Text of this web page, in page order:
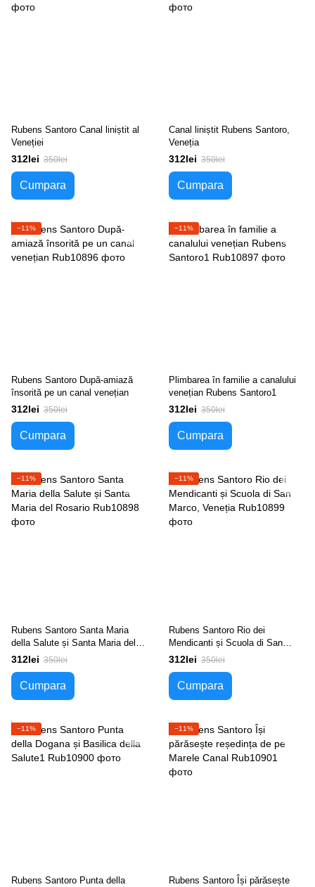
Rubens Santoro Canal liniștit al
Veneției
312lei 350lei
Cumpara
Canal liniștit Rubens Santoro,
Veneția
312lei 350lei
Cumpara
−11%
Rubens Santoro După-amiază
însorită pe un canal venețian
312lei 350lei
Cumpara
−11%
Plimbarea în familie a canalului
venețian Rubens Santoro1
312lei 350lei
Cumpara
−11%
Rubens Santoro Santa Maria
della Salute și Santa Maria del
Rosario
312lei 350lei
Cumpara
−11%
Rubens Santoro Rio dei
Mendicanti și Scuola di San
Marco, Veneția
312lei 350lei
Cumpara
−11%
Rubens Santoro Punta della
−11%
Rubens Santoro Își părăsește